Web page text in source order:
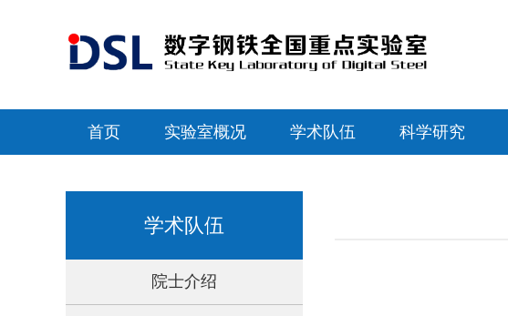
首页 实验室概况 学术队伍 科学研究
学术队伍
院士介绍